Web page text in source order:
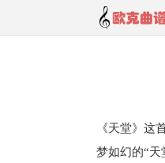
《天堂》这
梦如幻的“